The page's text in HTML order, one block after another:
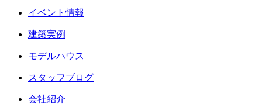
イベント情報
建築実例
モデルハウス
スタッフブログ
会社紹介